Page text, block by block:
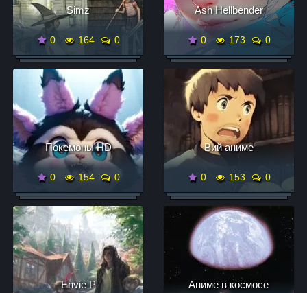
Simz
0 164 0
Ash Hellbender
0 173 0
Покемоны HD
0 154 0
Вий аниме
0 153 0
Envie P Аниме в космосе